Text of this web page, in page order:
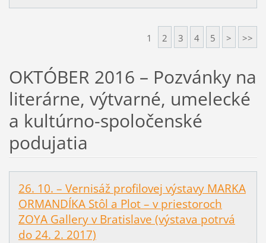
1 2 3 4 5 > >>
OKTÓBER 2016 – Pozvánky na
literárne, výtvarné, umelecké
a kultúrno-spoločenské
podujatia
26. 10. – Vernisáž profilovej výstavy MARKA
ORMANDÍKA Stôl a Plot – v priestoroch
ZOYA Gallery v Bratislave (výstava potrvá
do 24. 2. 2017)